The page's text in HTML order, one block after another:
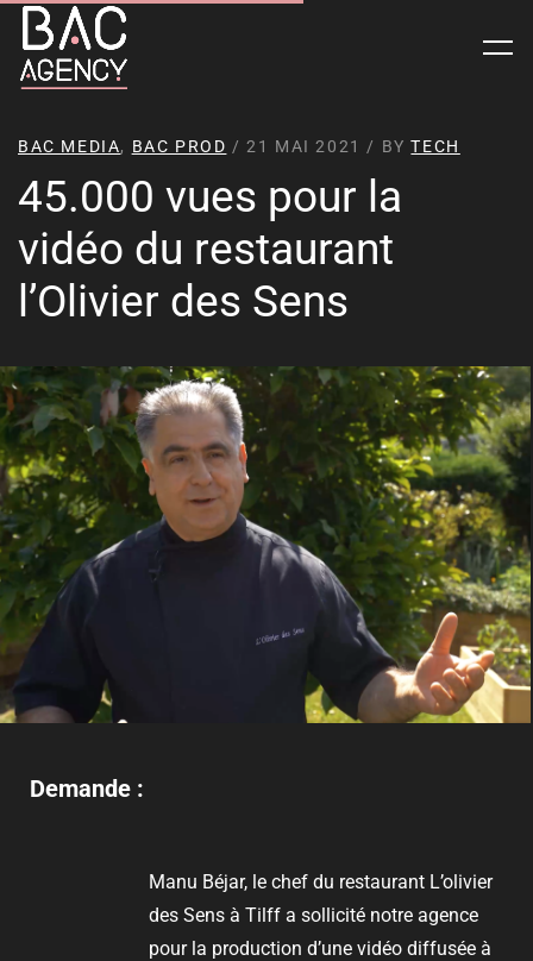
BAC MEDIA, BAC PROD / 21 MAI 2021 / BYTECH
45.000 vues pour la
vidéo du restaurant
l’Olivier des Sens
Demande :
Manu Béjar, le chef du restaurant L’olivier
des Sens à Tilff a sollicité notre agence
pour la production d’une vidéo diffusée à